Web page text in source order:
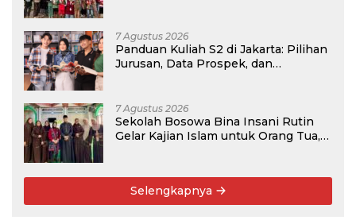
7 Agustus 2026
Panduan Kuliah S2 di Jakarta: Pilihan
Jurusan, Data Prospek, dan
7 Agustus 2026
Sekolah Bosowa Bina Insani Rutin
Gelar Kajian Islam untuk Orang Tua,
Selengkapnya